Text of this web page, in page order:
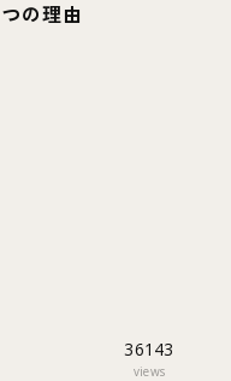
の理由
36143
views